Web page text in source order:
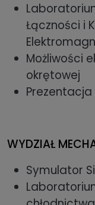
Łączności i
Możliwości
okrętowej
WYDZIAŁ
Symulator